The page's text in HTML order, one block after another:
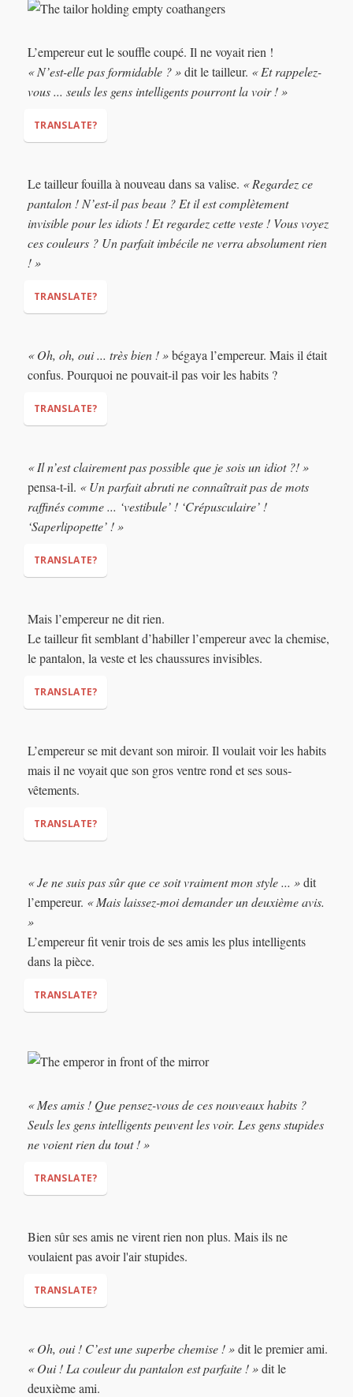
“What do you think(about it)?”
L’empereur eut le souffle coupé. Il ne voyait rien !
« N’est-elle pas formidable ? »dit le tailleur. « Et rappelez-
vous ... seuls les gens intelligents pourront la voir ! »
TRANSLATE?
“Isn’t it wonderful?”
And remember… only
intelligent people will be able to see it!”
Le tailleur fouilla à nouveau dans sa valise. « Regardez ce
pantalon ! N’est-il pas beau ? Et il est complètement
invisible pour les idiots ! Et regardez cette veste ! Vous voyez
ces couleurs ? Un parfait imbécile ne verra absolument rien
! »
TRANSLATE?
pants! Aren’t they beautiful? And they are completely invisible
to idiots! And look at this jacket! See the colours? A perfect
« Oh, oh, oui ... très bien ! »bégaya l’empereur. Mais il était
confus. Pourquoi ne pouvait-il pas voir les habits ?
TRANSLATE?
« Il n’est clairement pas possible que je sois un idiot ?! »
pensa-t-il. « Un parfait abruti ne connaîtrait pas de mots
raffinés comme ... ‘vestibule’ ! ‘Crépusculaire’ !
‘Saperlipopette’ ! »
TRANSLATE?
complete moron would not know fancy words like…
Vestibule! Crepuscular! Gadzooks!”
Mais l’empereur ne dit rien.
Le tailleur fit semblant d’habiller l’empereur avec la chemise,
le pantalon, la veste et les chaussures invisibles.
TRANSLATE?
nothing).
L’empereur se mit devant son miroir. Il voulait voir les habits
mais il ne voyait que son gros ventre rond et ses sous-
vêtements.
TRANSLATE?
« Je ne suis pas sûr que ce soit vraiment mon style ... »dit
l’empereur. « Mais laissez-moi demander un deuxième avis.
»
L’empereur fit venir trois de ses amis les plus intelligents
dans la pièce.
TRANSLATE?
“But let me get(ask)a second opinion.”
(Made them come into the room.)
« Mes amis ! Que pensez-vous de ces nouveaux habits ?
Seuls les gens intelligents peuvent les voir. Les gens stupides
ne voient rien du tout ! »
TRANSLATE?
intelligent people can see them. Stupid people don’t see
anything(nothing)at all!”
Bien sûr ses amis ne virent rien non plus. Mais ils ne
voulaient pas avoir l'air stupides.
TRANSLATE?
(nothing)
« Oh, oui ! C’est une superbe chemise ! »dit le premier ami.
« Oui ! La couleur du pantalon est parfaite ! »dit le
deuxième ami.